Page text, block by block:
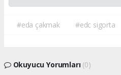
#eda çakmak #edc sigorta
Okuyucu Yorumları (0)